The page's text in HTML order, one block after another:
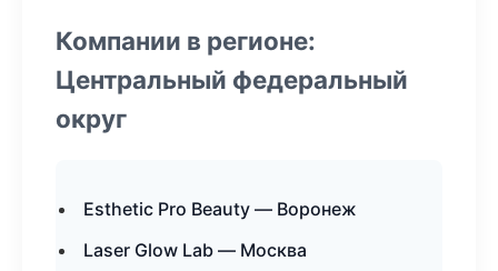
Компании в регионе:
Центральный федеральный
округ
Esthetic Pro Beauty — Воронеж
Laser Glow Lab — Москва